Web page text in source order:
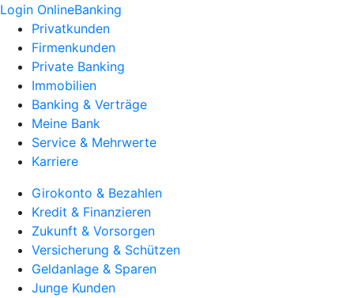
Login OnlineBanking
Privatkunden
Firmenkunden
Private Banking
Immobilien
Banking & Verträge
Meine Bank
Service & Mehrwerte
Karriere
Girokonto & Bezahlen
Kredit & Finanzieren
Zukunft & Vorsorgen
Versicherung & Schützen
Geldanlage & Sparen
Junge Kunden